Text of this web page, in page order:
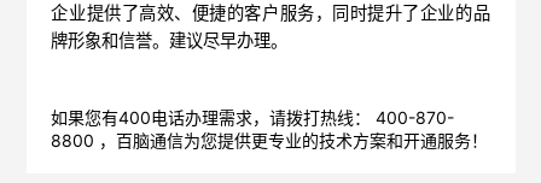
企业提供了高效、便捷的客户服务，同时提升了企业的品
牌形象和信誉。建议尽早办理。
如果您有400电话办理需求，请拨打热线： 400-870-
8800 ，百脑通信为您提供更专业的技术方案和开通服务！